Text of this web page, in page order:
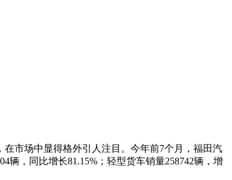
市场中显得格外引人注目。今年前7个月，福田汽
，同比增长81.15%；轻型货车销量258742辆，增